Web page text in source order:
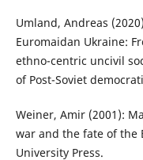
Umland, Andreas
Euromaidan Ukraine:
ethno-centric uncivil
of Post-Soviet
Weiner, Amir (2001):
war and the fate of the
University Press.